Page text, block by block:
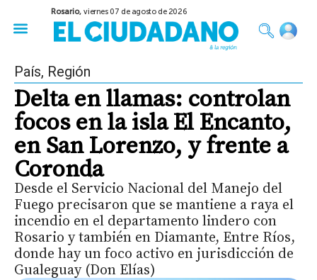
Rosario,viernes 07 de agosto de 2026
País, Región
Delta en llamas: controlan
focos en la isla El Encanto,
en San Lorenzo, y frente a
Coronda
Desde el Servicio Nacional del Manejo del
Fuego precisaron que se mantiene a raya el
incendio en el departamento lindero con
Rosario y también en Diamante, Entre Ríos,
donde hay un foco activo en jurisdicción de
Gualeguay (Don Elías)